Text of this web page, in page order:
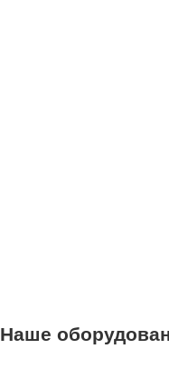
Наше